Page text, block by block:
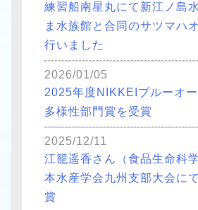
練習船南星丸にて新江ノ島
ま水族館と合同のサツマハ
行いました
2026/01/05
2025年度NIKKEIブルーオ
多様性部門賞を受賞
2025/12/11
江籠遥香さん（食品生命科
本水産学会九州支部大会に
賞